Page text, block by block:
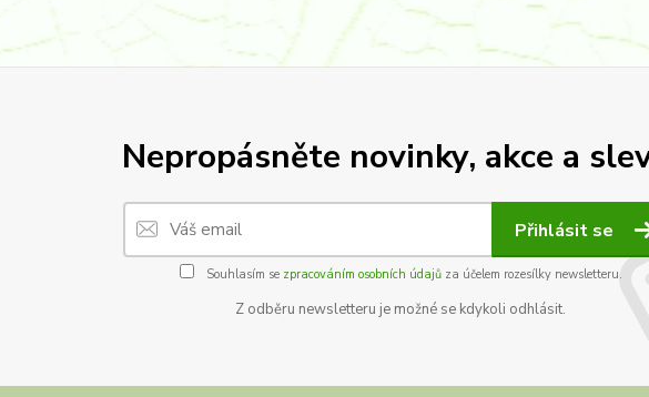
Nepropásněte novinky, akce a
Přihlásit se
Souhlasím se zpracováním osobních údajůza účelem rozesílky newsletteru.
Z odběru newsletteru je možné se kdykoli odhlásit.